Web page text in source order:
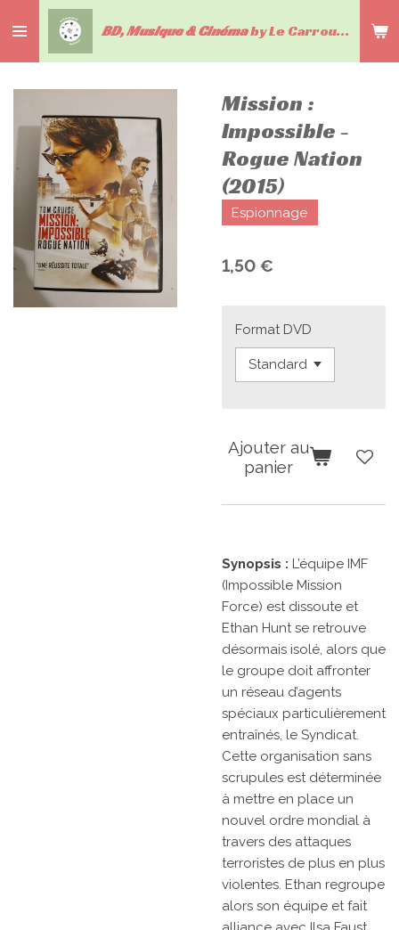
au
contenu
BD, Musique & Cinémaby Le Carrousel du livre
Mission :
Impossible -
Rogue Nation
(2015)
Espionnage
1,50 €
Format DVD
Ajouter au
panier
Synopsis : L’équipe IMF
(Impossible Mission
Force) est dissoute et
Ethan Hunt se retrouve
désormais isolé, alors que
le groupe doit affronter
un réseau d’agents
spéciaux particulièrement
entraînés, le Syndicat.
Cette organisation sans
scrupules est déterminée
à mettre en place un
nouvel ordre mondial à
travers des attaques
terroristes de plus en plus
violentes. Ethan regroupe
alors son équipe et fait